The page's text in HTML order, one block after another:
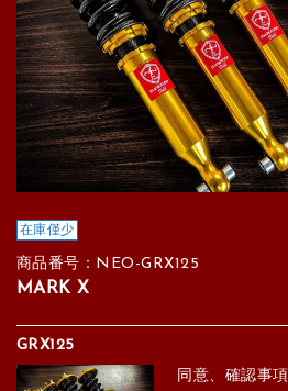
在庫僅少
商品番号：NEO-GRX125
MARK X
GRX125
同意、確認事項